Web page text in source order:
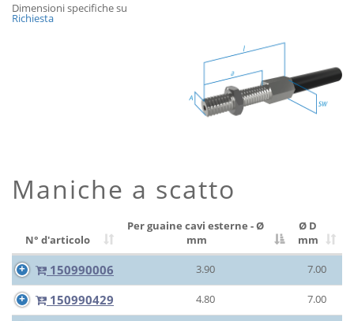
Dimensioni specifiche su
Richiesta
Maniche a scatto
N° d'articolo
Per guaine cavi esterne - Ø
mm
Ø D
mm
150990006 3.90 7.00
150990429 4.80 7.00